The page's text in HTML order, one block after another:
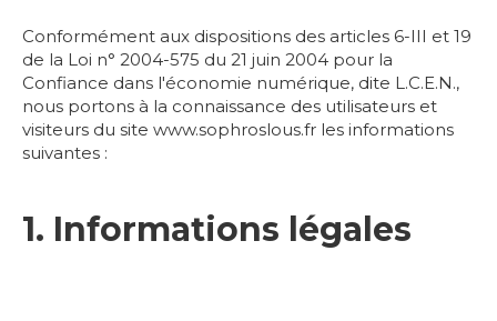
Conformément aux dispositions des articles 6-III et 19
de la Loi n° 2004-575 du 21 juin 2004 pour la
Confiance dans l'économie numérique, dite L.C.E.N.,
nous portons à la connaissance des utilisateurs et
visiteurs du site www.sophroslous.fr les informations
suivantes :
1. Informations légales